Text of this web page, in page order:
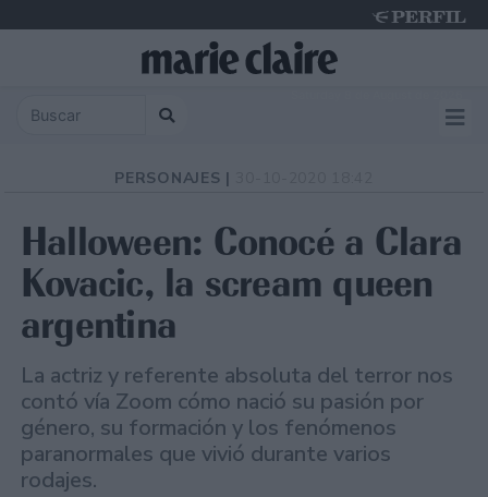
PERSONAJES |
Halloween: Conocé a Clara
Kovacic, la scream queen
argentina
La actriz y referente absoluta del terror nos
contó vía Zoom cómo nació su pasión por
género, su formación y los fenómenos
paranormales que vivió durante varios
rodajes.